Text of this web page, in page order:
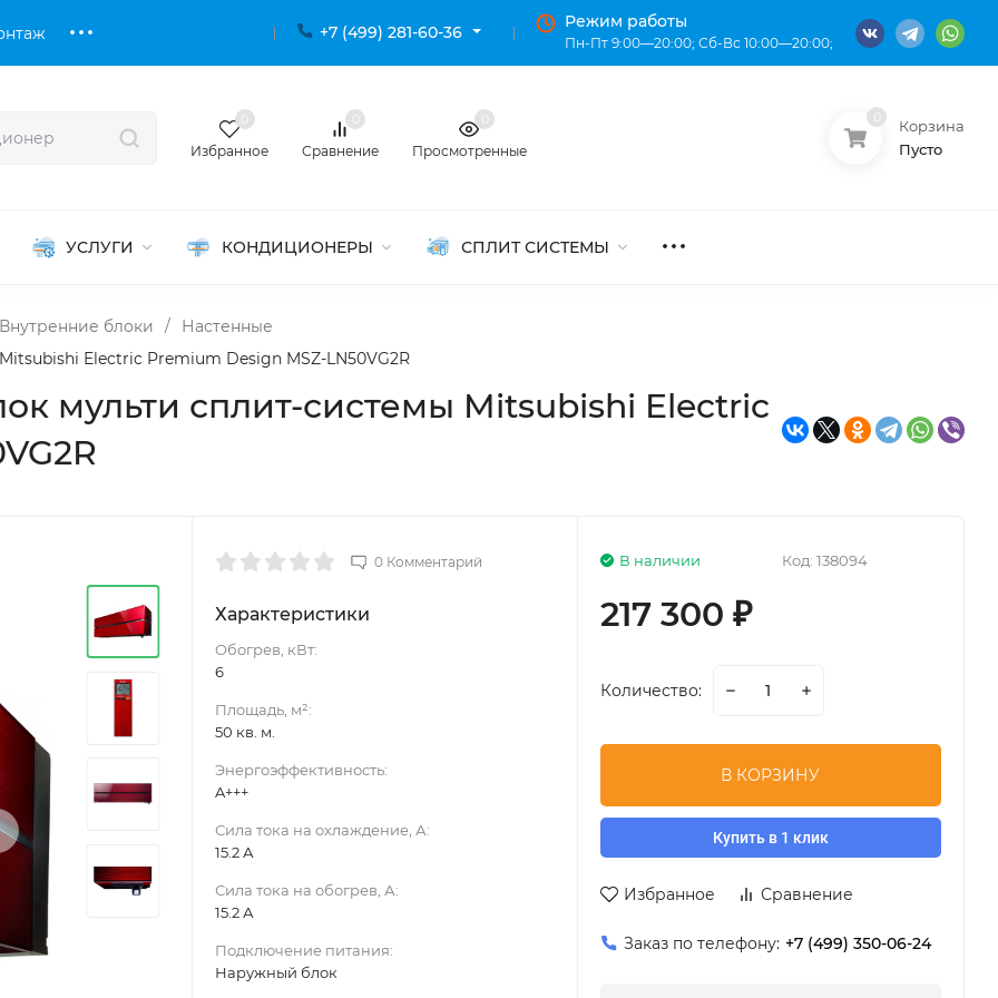
+7 (499) 281-60-36
Режим работы
Пн-Пт 9:00—20:00; Сб-Вс 10:00—20:00;
Избранное Сравнение Просмотренные
Корзина
Пусто
УСЛУГИ КОНДИЦИОНЕРЫ СПЛИТ СИСТЕМЫ
Внутренние блоки /
Настенные
Electric Premium Design MSZ-LN50VG2R
мульти сплит-системы Mitsubishi Electric
0 Комментарий
Характеристики
Обогрев, кВт:
6
Площадь, м²:
50 кв. м.
Энергоэффективность:
A+++
Сила тока на охлаждение, А:
15.2 А
Сила тока на обогрев, А:
15.2 А
Подключение питания:
Наружный блок
Код: 138094
В наличии
217 300 ₽
Количество:
В КОРЗИНУ
Купить в 1 клик
Избранное Сравнение
Заказ по телефону: +7 (499) 350-06-24